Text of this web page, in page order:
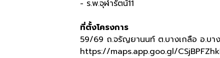
- ร.พ.จุฬารัตน์11
ที่ตั้งโครงการ
59/69 ถ.จรัญยานนท์ ต.บางเกลือ อ.บา
https://maps.app.goo.gl/